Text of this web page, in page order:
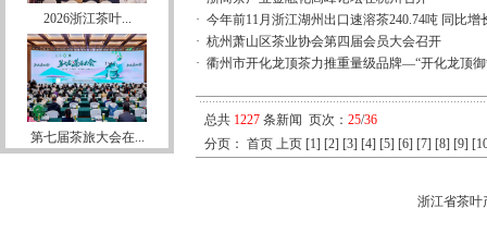
2026浙江茶叶...
第七届茶旅大会在...
· 今年前11月浙江湖州出口速溶茶240.74吨 同比增
· 杭州萧山区茶业协会第四届会员大会召开
· 衢州市开化龙顶茶力推重量级品牌—“开化龙顶御
总共 1227 条新闻 页次： 25/36
分页： 首页 上页 [1] [2] [3] [4] [5] [6] [7] [8] [9]
浙江省茶